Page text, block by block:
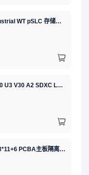
工业级宽温 16GB TF卡 Industrial WT pSLC 存储卡 MICRO SD LDPC纠错 PE 30K 无人机、行车记录仪、安防监控适配
SD卡 工业级 TLC 64GB C10 U3 V30 A2 SDXC LDPC纠错 PE 3K 无人机、行车记录仪、安防监控适配
新宏辉达 单通头六角铜柱M3*11+6 PCBA主板隔离螺柱